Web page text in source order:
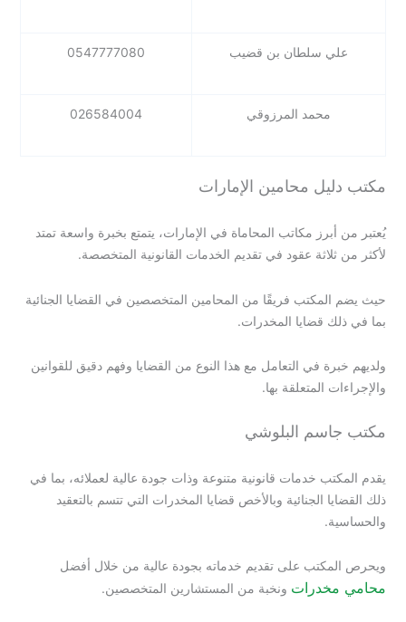
علي سلطان بن قضيب 0547777080
محمد المرزوقي 026584004
مكتب دليل محامين الإمارات
يُعتبر من أبرز مكاتب المحاماة في الإمارات، يتمتع بخبرة واسعة تمتد
لأكثر من ثلاثة عقود في تقديم الخدمات القانونية المتخصصة.
حيث يضم المكتب فريقًا من المحامين المتخصصين في القضايا الجنائية
بما في ذلك قضايا المخدرات.
ولديهم خبرة في التعامل مع هذا النوع من القضايا وفهم دقيق للقوانين
والإجراءات المتعلقة بها.
مكتب جاسم البلوشي
يقدم المكتب خدمات قانونية متنوعة وذات جودة عالية لعملائه، بما في
ذلك القضايا الجنائية وبالأخص قضايا المخدرات التي تتسم بالتعقيد
والحساسية.
ويحرص المكتب على تقديم خدماته بجودة عالية من خلال أفضل
محامي مخدرات ونخبة من المستشارين المتخصصين.